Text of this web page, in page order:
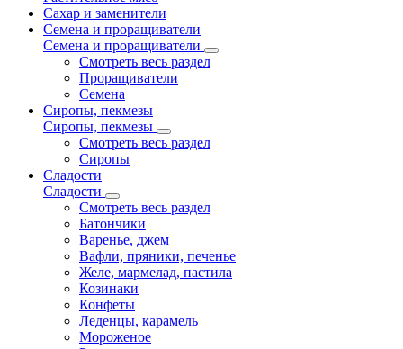
Сахар и заменители
Семена и проращиватели
Семена и проращиватели
Смотреть весь раздел
Проращиватели
Семена
Сиропы, пекмезы
Сиропы, пекмезы
Смотреть весь раздел
Сиропы
Сладости
Сладости
Смотреть весь раздел
Батончики
Варенье, джем
Вафли, пряники, печенье
Желе, мармелад, пастила
Козинаки
Конфеты
Леденцы, карамель
Мороженое